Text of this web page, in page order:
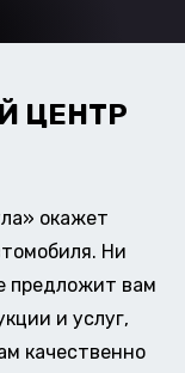
ЦЕНТР
окажет
Ни
предложит вам
и услуг,
качественно